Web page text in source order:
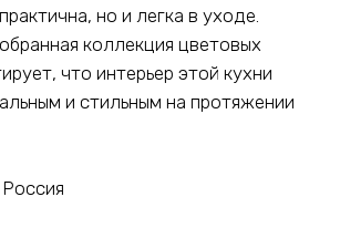
но и легка в уходе.
коллекция цветовых
что интерьер этой кухни
и стильным на протяжении